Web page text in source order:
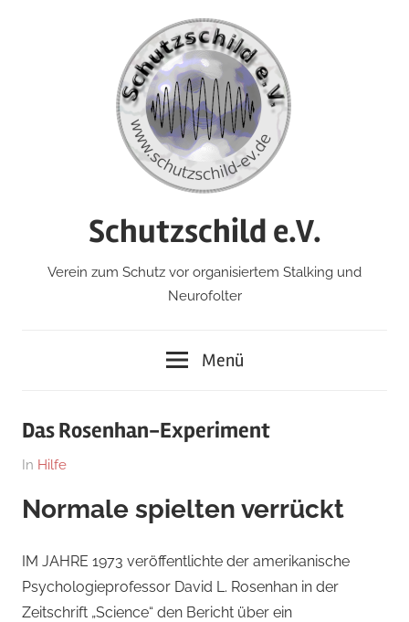
Schutzschild e.V.
Verein zum Schutz vor organisiertem Stalking und
Neurofolter
Menü
Das Rosenhan-Experiment
Am
September
Von
In Hilfe
Normale spielten verrückt
IM JAHRE 1973 veröffentlichte der amerikanische
Psychologieprofessor David L. Rosenhan in der
Zeitschrift „Science“ den Bericht über ein